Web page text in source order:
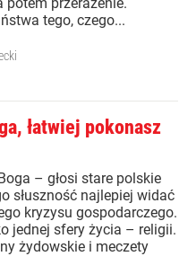
tego, czego...
łatwiej pokonasz
– głosi stare polskie
słuszność najlepiej widać
kryzysu gospodarczego.
jednej sfery życia – religii.
żydowskie i meczety